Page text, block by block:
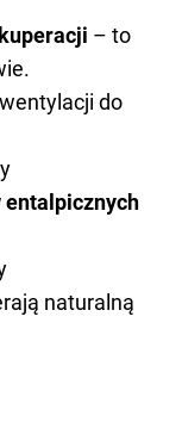
– to
do
naturalną